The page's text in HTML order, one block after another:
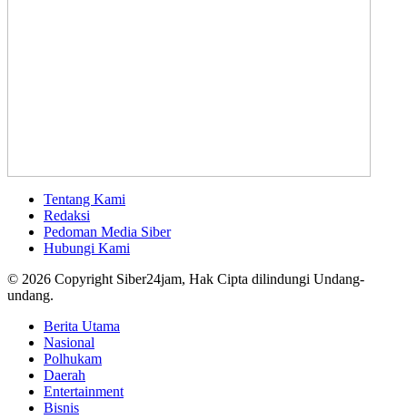
Tentang Kami
Redaksi
Pedoman Media Siber
Hubungi Kami
© 2026 Copyright Siber24jam, Hak Cipta dilindungi Undang-
undang.
Berita Utama
Nasional
Polhukam
Daerah
Entertainment
Bisnis